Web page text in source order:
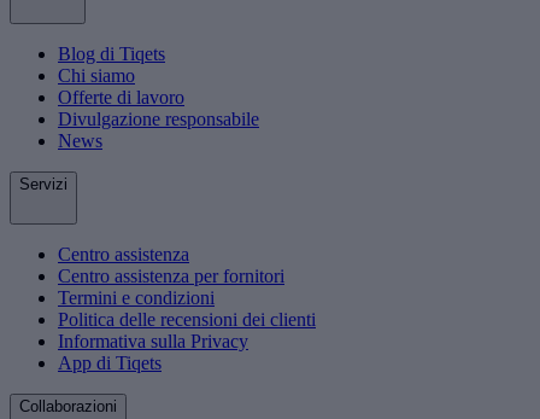
Blog di Tiqets
Chi siamo
Offerte di lavoro
Divulgazione responsabile
News
Servizi
Centro assistenza
Centro assistenza per fornitori
Termini e condizioni
Politica delle recensioni dei clienti
Informativa sulla Privacy
App di Tiqets
Collaborazioni